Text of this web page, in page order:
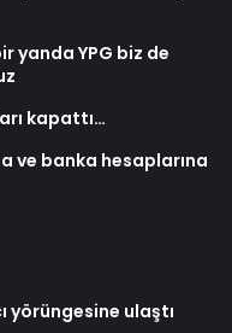
yanda YPG biz de
kapattı…
ve banka hesaplarına
yörüngesine ulaştı